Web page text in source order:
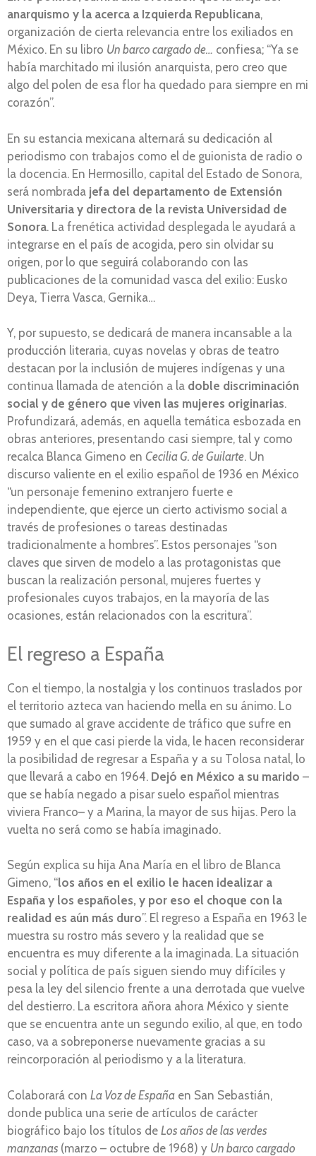
anarquismo y la acerca a Izquierda Republicana,
organización de cierta relevancia entre los exiliados en
México. En su libro Un barco cargado de… confiesa; “Ya se
había marchitado mi ilusión anarquista, pero creo que
algo del polen de esa flor ha quedado para siempre en mi
corazón”.
En su estancia mexicana alternará su dedicación al
periodismo con trabajos como el de guionista de radio o
la docencia. En Hermosillo, capital del Estado de Sonora,
será nombrada jefa del departamento de Extensión
Universitaria y directora de la revista Universidad de
Sonora. La frenética actividad desplegada le ayudará a
integrarse en el país de acogida, pero sin olvidar su
origen, por lo que seguirá colaborando con las
publicaciones de la comunidad vasca del exilio: Eusko
Deya, Tierra Vasca, Gernika…
Y, por supuesto, se dedicará de manera incansable a la
producción literaria, cuyas novelas y obras de teatro
destacan por la inclusión de mujeres indígenas y una
continua llamada de atención a la doble discriminación
social y de género que viven las mujeres originarias.
Profundizará, además, en aquella temática esbozada en
obras anteriores, presentando casi siempre, tal y como
recalca Blanca Gimeno en Cecilia G. de Guilarte. Un
discurso valiente en el exilio español de 1936 en México
“un personaje femenino extranjero fuerte e
independiente, que ejerce un cierto activismo social a
través de profesiones o tareas destinadas
tradicionalmente a hombres”. Estos personajes “son
claves que sirven de modelo a las protagonistas que
buscan la realización personal, mujeres fuertes y
profesionales cuyos trabajos, en la mayoría de las
ocasiones, están relacionados con la escritura”.
El regreso a España
Con el tiempo, la nostalgia y los continuos traslados por
el territorio azteca van haciendo mella en su ánimo. Lo
que sumado al grave accidente de tráfico que sufre en
1959 y en el que casi pierde la vida, le hacen reconsiderar
la posibilidad de regresar a España y a su Tolosa natal, lo
que llevará a cabo en 1964. Dejó en México a su marido –
que se había negado a pisar suelo español mientras
viviera Franco– y a Marina, la mayor de sus hijas. Pero la
vuelta no será como se había imaginado.
Según explica su hija Ana María en el libro de Blanca
Gimeno, “los años en el exilio le hacen idealizar a
España y los españoles, y por eso el choque con la
realidad es aún más duro”. El regreso a España en 1963 le
muestra su rostro más severo y la realidad que se
encuentra es muy diferente a la imaginada. La situación
social y política de país siguen siendo muy difíciles y
pesa la ley del silencio frente a una derrotada que vuelve
del destierro. La escritora añora ahora México y siente
que se encuentra ante un segundo exilio, al que, en todo
caso, va a sobreponerse nuevamente gracias a su
reincorporación al periodismo y a la literatura.
Colaborará con La Voz de España en San Sebastián,
donde publica una serie de artículos de carácter
biográfico bajo los títulos de Los años de las verdes
manzanas (marzo – octubre de 1968) y Un barco cargado